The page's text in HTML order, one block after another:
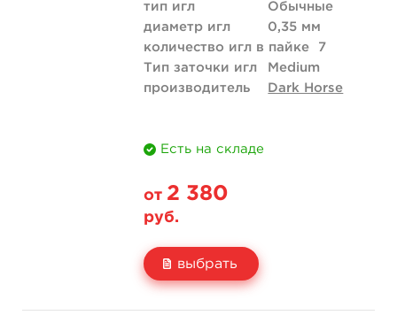
тип игл
Обычные
диаметр игл
0,35 мм
количество игл в пайке
7
Тип заточки игл
Medium
производитель
Dark Horse
Есть на складе
от 2 380
руб.
выбрать